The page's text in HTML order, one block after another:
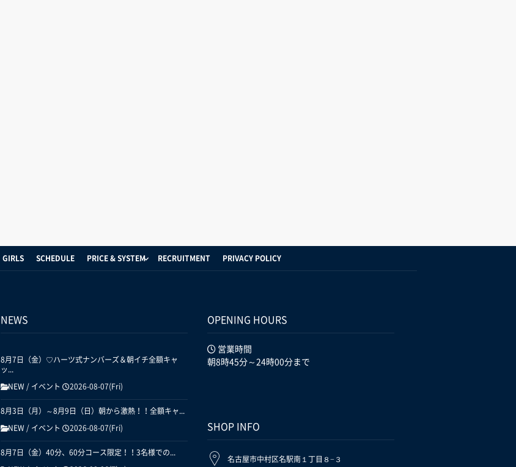
GIRLS SCHEDULE PRICE & SYSTEM RECRUITMENT PRIVACY POLICY
NEWS
8月7日（金）♡ハーツ式ナンバーズ＆朝イチ全額キャ
ッ...
NEW / イベント 2026-08-07(Fri)
8月3日（月）～8月9日（日）朝から激熱！！全額キャ...
NEW / イベント 2026-08-07(Fri)
8月7日（金）40分、60分コース限定！！3名様での...
OPENING HOURS
営業時間
朝8時45分～24時00分まで
SHOP INFO
名古屋市中村区名駅南１丁目８−３